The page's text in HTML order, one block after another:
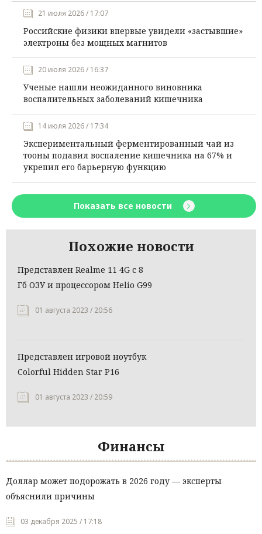
21 июля 2026 / 17:07
Российские физики впервые увидели «застывшие»
электроны без мощных магнитов
20 июля 2026 / 16:37
Ученые нашли неожиданного виновника
воспалительных заболеваний кишечника
14 июля 2026 / 17:34
Экспериментальный ферментированный чай из
тооны подавил воспаление кишечника на 67% и
укрепил его барьерную функцию
Показать все новости
Похожие новости
Представлен Realme 11 4G с 8
Гб ОЗУ и процессором Helio G99
01 августа 2023 / 20:56
Представлен игровой ноутбук
Colorful Hidden Star P16
01 августа 2023 / 20:59
Финансы
Доллар может подорожать в 2026 году — эксперты
объяснили причины
03 декабря 2025 / 17:18